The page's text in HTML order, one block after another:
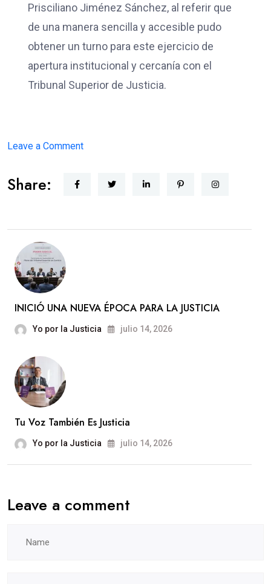
Prisciliano Jiménez Sánchez, al referir que
de una manera sencilla y accesible pudo
obtener un turno para este ejercicio de
apertura institucional y cercanía con el
Tribunal Superior de Justicia.
Leave a Commenton
CERCANA
Share:
INICIÓ UNA NUEVA ÉPOCA PARA LA JUSTICIA
Yo por la Justicia julio 14, 2026
Tu Voz También Es Justicia
Yo por la Justicia julio 14, 2026
Leave a comment